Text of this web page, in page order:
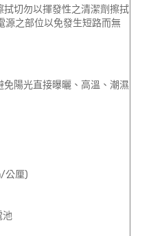
切勿以揮發性之清潔劑擦拭
源之部位以免發生短路而無
陽光直接曝曬、高溫、潮濕
公厘)
池